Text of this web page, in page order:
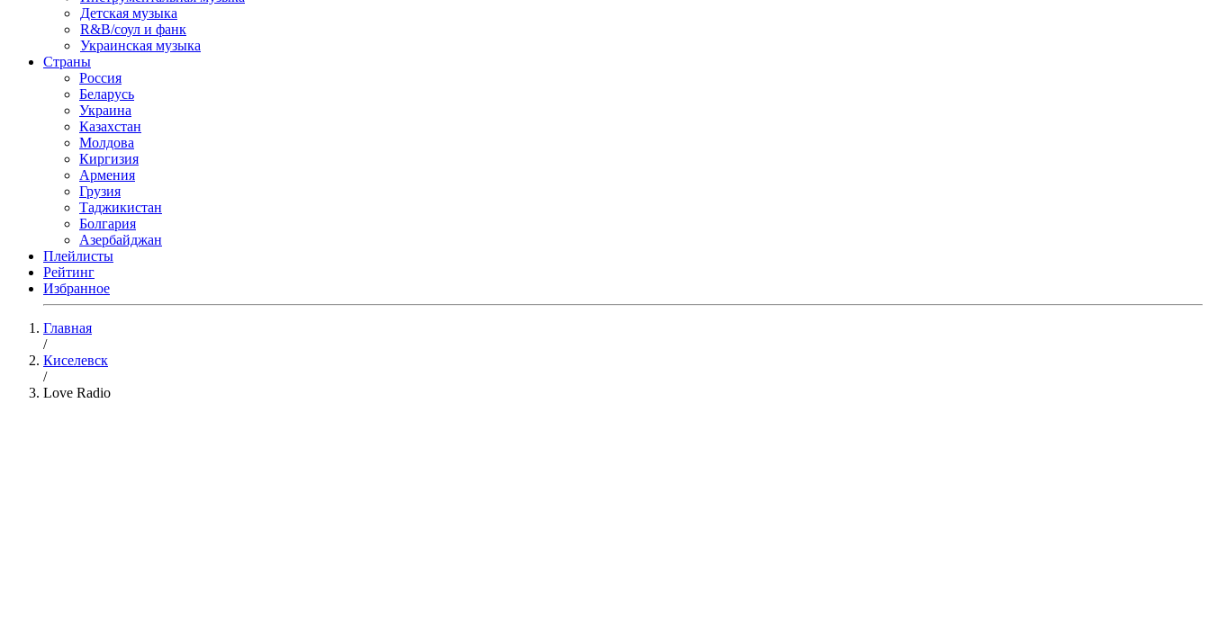
Детская музыка
R&B/cоул и фанк
Украинская музыка
Страны
Россия
Беларусь
Украина
Казахстан
Молдова
Киргизия
Армения
Грузия
Таджикистан
Болгария
Азербайджан
Плейлисты
Рейтинг
Избранное
Главная
/
Киселевск
/
Love Radio